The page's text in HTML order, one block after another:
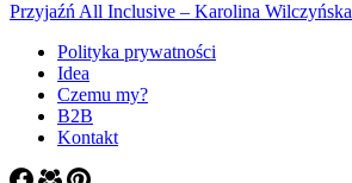
Przyjaźń All Inclusive – Karolina Wilczyńska
Polityka prywatności
Idea
Czemu my?
B2B
Kontakt